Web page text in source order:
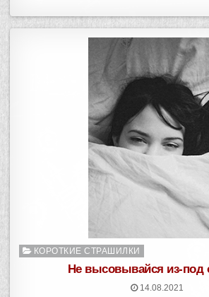
Опубликовано
КОРОТКИЕ СТРАШИЛКИ
Не высовывайся из-под
14.08.2021